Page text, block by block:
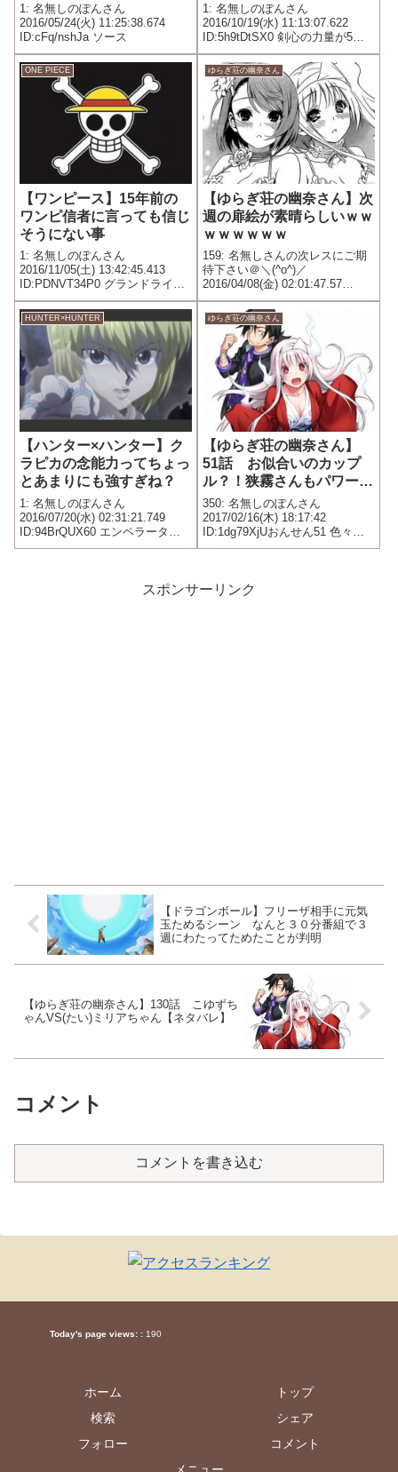
1: 名無しのぽんさん
2016/05/24(火) 11:25:38.674
ID:cFq/nshJa ソース
1: 名無しのぽんさん
2016/10/19(水) 11:13:07.622
ID:5h9tDtSX0 剣心の力量が5だ
として抜刀斎は16 初期の青紫は
5の剣心負けたのに対し 刃衛は5
を余裕で倒し16の抜刀斎に敗れ
た刃衛は初期の青紫以上の実...
ONE PIECE
【ワンピース】15年前の
ワンピ信者に言っても信じ
そうにない事
1: 名無しのぽんさん
2016/11/05(土) 13:42:45.413
ID:PDNVT34P0 グランドライン
には普通に人が生活してる
ゆらぎ荘の幽奈さん
【ゆらぎ荘の幽奈さん】次
週の扉絵が素晴らしいｗｗ
ｗｗｗｗｗｗ
159: 名無しさんの次レスにご期
待下さい＠＼(^o^)／
2016/04/08(金) 02:01:47.57
ID:d496FFbP.net 扉絵がスバラス
イ
HUNTER×HUNTER
【ハンター×ハンター】ク
ラピカの念能力ってちょっ
とあまりにも強すぎね？
1: 名無しのぽんさん
2016/07/20(水) 02:31:21.749
ID:94BrQUX60 エンペラータイ
ム＝全系統の100％の力を引き出
ンジェイル＝鎖で捕らえた者を
ゆらぎ荘の幽奈さん
【ゆらぎ荘の幽奈さん】
51話 お似合いのカップ
ル？！狭霧さんもパワーア
ップ！【ネタバレ】
350: 名無しのぽんさん
2017/02/16(木) 18:17:42
ID:1dg79XjUおんせん51 色々気
にする狭霧さん(扉画：風呂掃除
狭霧・雲雀・コガラシ普段なら
スポンサーリンク
【ドラゴンボール】フリーザ相手に元気
玉ためるシーン なんと３０分番組で３
週にわたってためたことが判明
【ゆらぎ荘の幽奈さん】130話 こゆずち
ゃんVS(たい)ミリアちゃん【ネタバレ】
コメント
コメントを書き込む
Today's page views: : 190
ホーム
トップ
検索
シェア
フォロー
コメント